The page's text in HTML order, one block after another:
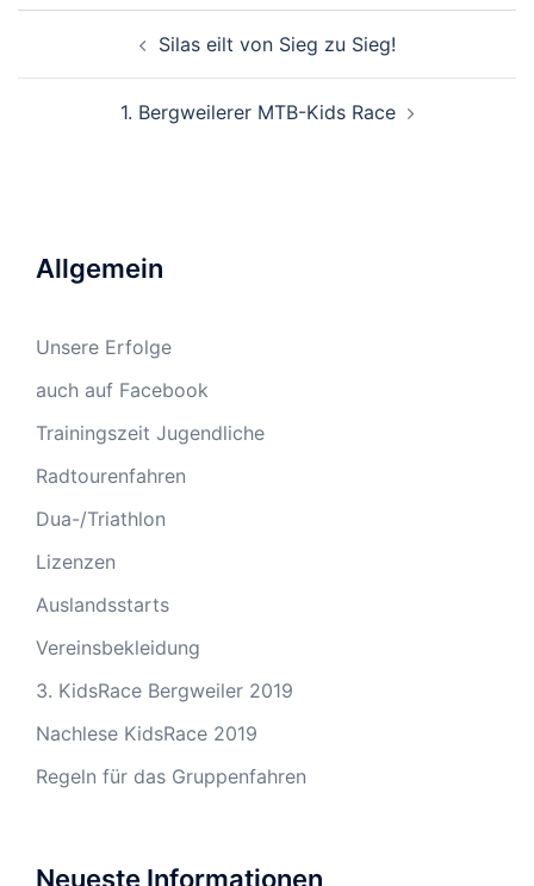
Silas eilt von Sieg zu Sieg!
1. Bergweilerer MTB-Kids Race
Allgemein
Unsere Erfolge
auch auf Facebook
Trainingszeit Jugendliche
Radtourenfahren
Dua-/Triathlon
Lizenzen
Auslandsstarts
Vereinsbekleidung
3. KidsRace Bergweiler 2019
Nachlese KidsRace 2019
Regeln für das Gruppenfahren
Neueste Informationen